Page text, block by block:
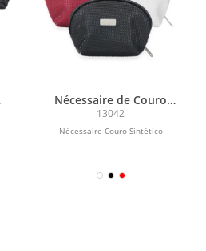
Nécessaire de Couro
Sintético
13042
Nécessaire Couro Sintético